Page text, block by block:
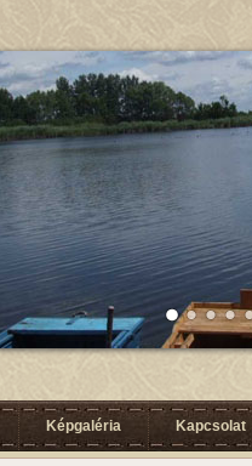
Képgaléria Kapcsolat